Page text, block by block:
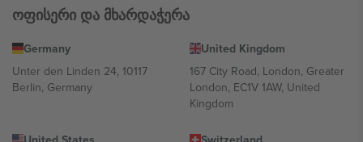
ოფისერი და მხარდაჭერა
Germany
Unter den Linden 24, 10117
Berlin, Germany
United Kingdom
167 City Road, London, Greater
London, EC1V 1AW, United
Kingdom